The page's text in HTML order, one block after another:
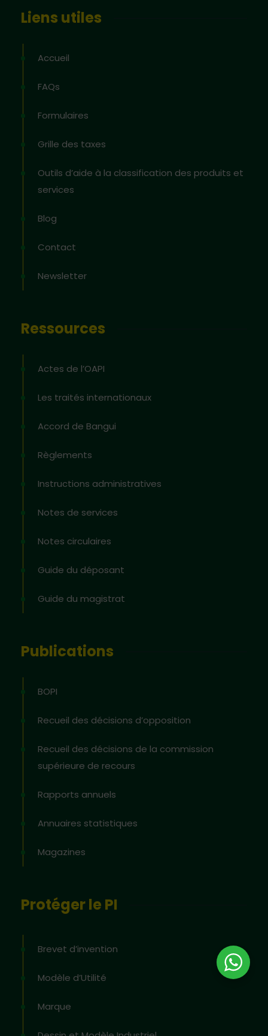
Liens utiles
Accueil
FAQs
Formulaires
Grille des taxes
Outils d’aide à la classification des produits et
services
Blog
Contact
Newsletter
Ressources
Actes de l’OAPI
Les traités internationaux
Accord de Bangui
Règlements
Instructions administratives
Notes de services
Notes circulaires
Guide du déposant
Guide du magistrat
Publications
BOPI
Recueil des décisions d’opposition
Recueil des décisions de la commission
supérieure de recours
Rapports annuels
Annuaires statistiques
Magazines
Protéger le PI
Brevet d’invention
Modèle d’Utilité
Marque